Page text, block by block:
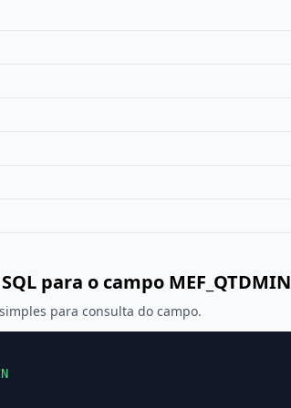
para o campo MEF_QTDMIN
para consulta do campo.